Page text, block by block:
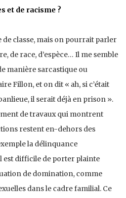
et de racisme ?
de classe, mais on pourrait parler
de race, d’espèce… Il me semble
manière sarcastique ou
Fillon, et on dit « ah, si c’était
il serait déjà en prison ».
de travaux qui montrent
restent en-dehors des
la délinquance
difficile de porter plainte
de domination, comme
dans le cadre familial. Ce